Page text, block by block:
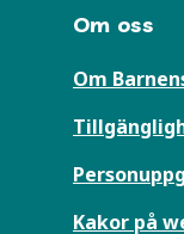
Om oss
Om
Kakor på